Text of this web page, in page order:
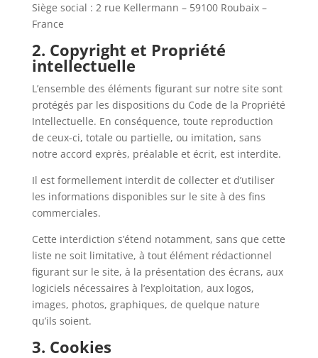
Siège social : 2 rue Kellermann – 59100 Roubaix –
France
2. Copyright et Propriété
intellectuelle
L’ensemble des éléments figurant sur notre site sont
protégés par les dispositions du Code de la Propriété
Intellectuelle. En conséquence, toute reproduction
de ceux-ci, totale ou partielle, ou imitation, sans
notre accord exprès, préalable et écrit, est interdite.
Il est formellement interdit de collecter et d’utiliser
les informations disponibles sur le site à des fins
commerciales.
Cette interdiction s’étend notamment, sans que cette
liste ne soit limitative, à tout élément rédactionnel
figurant sur le site, à la présentation des écrans, aux
logiciels nécessaires à l’exploitation, aux logos,
images, photos, graphiques, de quelque nature
qu’ils soient.
3. Cookies